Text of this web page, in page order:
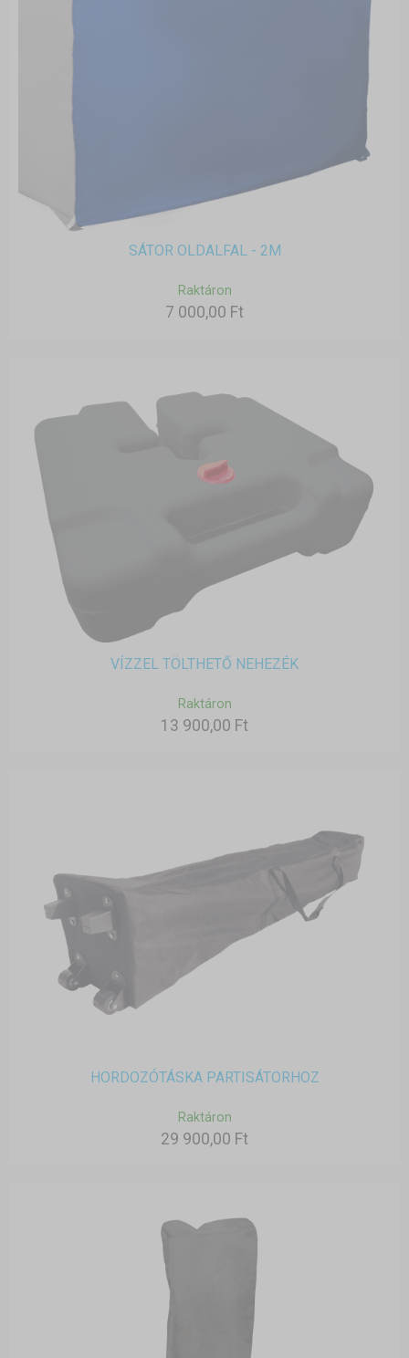
SÁTOR OLDALFAL - 2M
Raktáron
7 000,00 Ft
VÍZZEL TÖLTHETŐ NEHEZÉK
Raktáron
13 900,00 Ft
HORDOZÓTÁSKA PARTISÁTORHOZ
Raktáron
29 900,00 Ft